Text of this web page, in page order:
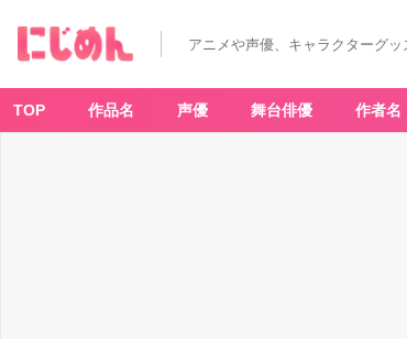
アニメや声優、キャラクターグ
TOP 作品名 声優 舞台俳優 作者名